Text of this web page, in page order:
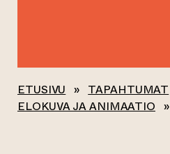
ETUSIVU » TAPAHTUMAT
ELOKUVA JA ANIMAATIO »